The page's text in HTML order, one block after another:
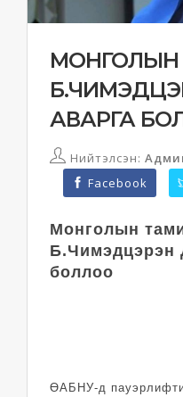
МОНГОЛЫН
АВАРГА
Нийтэлсэн:
Facebook
Монголын
Б.Чимэдцэрэн
боллоо
ӨАБНУ-д